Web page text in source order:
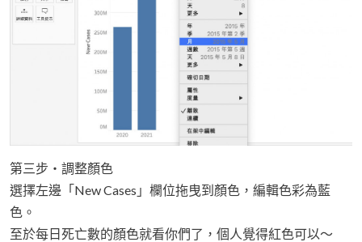
第三步・調整顏色
選擇左邊「New Cases」欄位拖曳到顏色，編輯色彩為藍
色。
至於每日死亡數的顏色就看你們了，個人覺得紅色可以～